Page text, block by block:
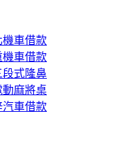
機車借款
機車借款
段式隆鼻
動麻將桌
汽車借款